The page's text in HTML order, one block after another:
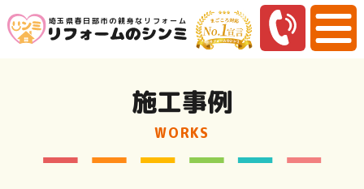
埼玉県春日部市の親身なリフォーム
施工事例
WORKS